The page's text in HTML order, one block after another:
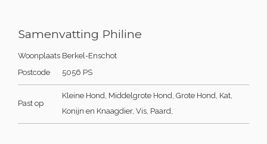
Samenvatting Philine
Woonplaats Berkel-Enschot
Postcode
5056 PS
Past op
Kleine Hond, Middelgrote Hond, Grote Hond, Kat,
Konijn en Knaagdier, Vis, Paard,